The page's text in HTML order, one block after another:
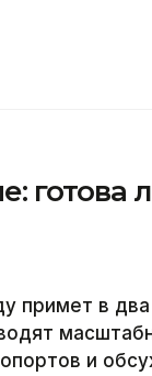
готова
примет в
и